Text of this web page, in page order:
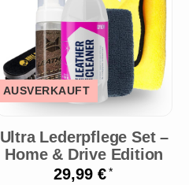
AUSVERKAUFT
Ultra Lederpflege Set –
Home & Drive Edition
29,99 €*